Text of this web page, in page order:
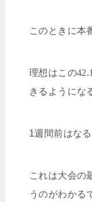
このときに本
理想はこの
きるようにな
1週間前はな
これは大会の
うのがわかる